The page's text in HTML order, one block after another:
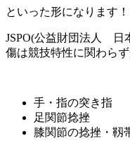
といった形になります！
JSPO(公益財団法人 日
傷は競技特性に関わら
手・指の突き指
足関節捻挫
膝関節の捻挫・靱